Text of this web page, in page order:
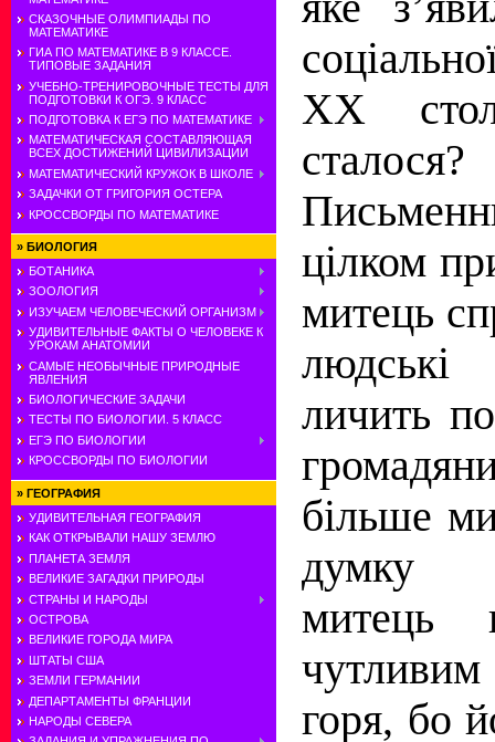
СКАЗОЧНЫЕ ОЛИМПИАДЫ ПО
МАТЕМАТИКЕ
ГИА ПО МАТЕМАТИКЕ В 9 КЛАССЕ.
ТИПОВЫЕ ЗАДАНИЯ
УЧЕБНО-ТРЕНИРОВОЧНЫЕ ТЕСТЫ ДЛЯ
ПОДГОТОВКИ К ОГЭ. 9 КЛАСС
ПОДГОТОВКА К ЕГЭ ПО МАТЕМАТИКЕ
МАТЕМАТИЧЕСКАЯ СОСТАВЛЯЮЩАЯ
ВСЕХ ДОСТИЖЕНИЙ ЦИВИЛИЗАЦИИ
МАТЕМАТИЧЕСКИЙ КРУЖОК В ШКОЛЕ
ЗАДАЧКИ ОТ ГРИГОРИЯ ОСТЕРА
КРОССВОРДЫ ПО МАТЕМАТИКЕ
» БИОЛОГИЯ
БОТАНИКА
ЗООЛОГИЯ
ИЗУЧАЕМ ЧЕЛОВЕЧЕСКИЙ ОРГАНИЗМ
УДИВИТЕЛЬНЫЕ ФАКТЫ О ЧЕЛОВЕКЕ К
УРОКАМ АНАТОМИИ
САМЫЕ НЕОБЫЧНЫЕ ПРИРОДНЫЕ
ЯВЛЕНИЯ
БИОЛОГИЧЕСКИЕ ЗАДАЧИ
ТЕСТЫ ПО БИОЛОГИИ. 5 КЛАСС
ЕГЭ ПО БИОЛОГИИ
КРОССВОРДЫ ПО БИОЛОГИИ
» ГЕОГРАФИЯ
УДИВИТЕЛЬНАЯ ГЕОГРАФИЯ
КАК ОТКРЫВАЛИ НАШУ ЗЕМЛЮ
ПЛАНЕТА ЗЕМЛЯ
ВЕЛИКИЕ ЗАГАДКИ ПРИРОДЫ
СТРАНЫ И НАРОДЫ
ОСТРОВА
ВЕЛИКИЕ ГОРОДА МИРА
ШТАТЫ США
ЗЕМЛИ ГЕРМАНИИ
ДЕПАРТАМЕНТЫ ФРАНЦИИ
НАРОДЫ СЕВЕРА
ХХ
сталося?
цілком
митець
личить
більше
думку
митець
горя, бо